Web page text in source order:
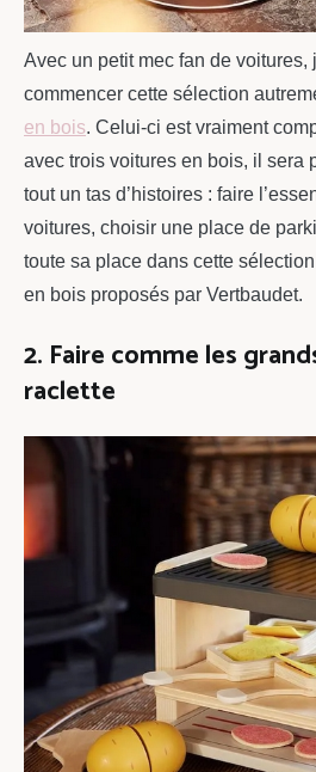
Avec un petit mec fan de voitures,
commencer cette sélection
en bois. Celui-ci est vraiment
avec trois voitures en bois, il sera
tout un tas d’histoires : faire
voitures, choisir une place de
toute sa place dans cette
en bois proposés par Vertbaudet.
2. Faire comme les
raclette